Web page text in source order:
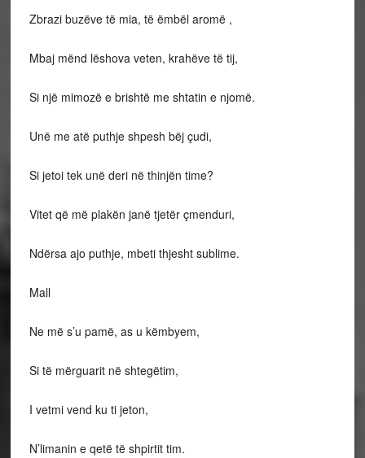
Zbrazi buzëve të mia, të ëmbël aromë ,
Mbaj mënd lëshova veten, krahëve të tij,
Si një mimozë e brishtë me shtatin e njomë.
Unë me atë puthje shpesh bëj çudi,
Si jetoi tek unë deri në thinjën time?
Vitet që më plakën janë tjetër çmenduri,
Ndërsa ajo puthje, mbeti thjesht sublime.
Mall
Ne më s’u pamë, as u këmbyem,
Si të mërguarit në shtegëtim,
I vetmi vend ku ti jeton,
N’limanin e qetë të shpirtit tim.